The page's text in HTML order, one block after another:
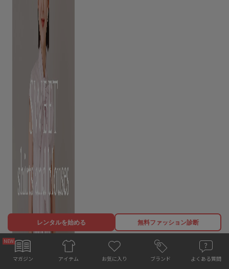
マガジン アイテム お気に入り ブランド よくある質問
レンタルを始める 無料ファッション診断